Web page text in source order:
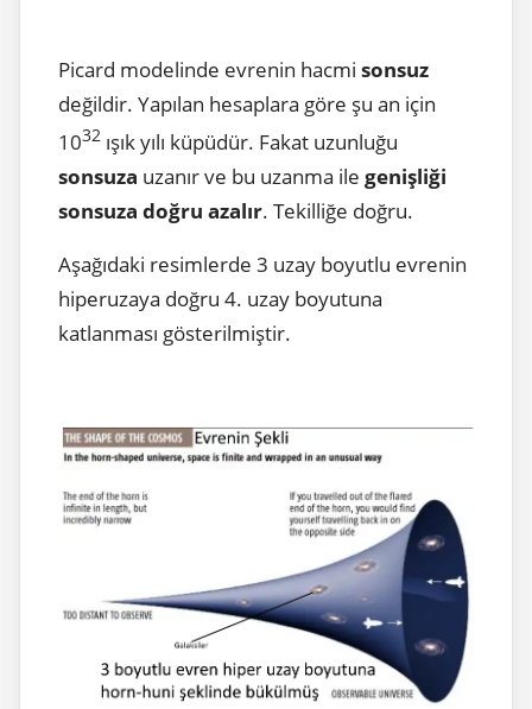
Picard modelinde evrenin hacmi sonsuz
değildir. Yapılan hesaplara göre şu an için
1032 ışık yılı küpüdür. Fakat uzunluğu
sonsuza uzanır ve bu uzanma ile genişliği
sonsuza doğru azalır. Tekilliğe doğru.
Aşağıdaki resimlerde 3 uzay boyutlu evrenin
hiperuzaya doğru 4. uzay boyutuna
katlanması gösterilmiştir.